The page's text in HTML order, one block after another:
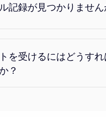
記録が見つかりません
を受けるにはどうすれ
？